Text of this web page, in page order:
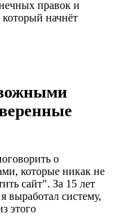
правок и
который начнёт
о
которые никак не
сайт". За 15 лет
я выработал систему,
этого